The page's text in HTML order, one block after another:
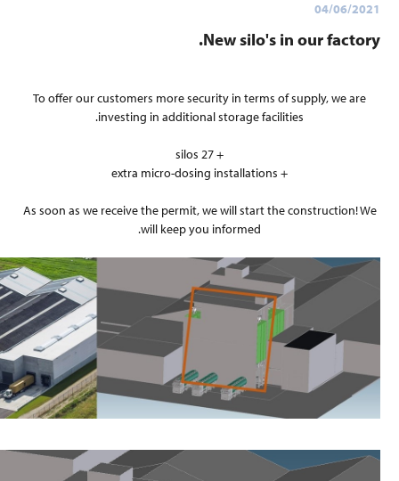
New
To offer our customers more security
investing in additional
As soon as we receive the permit, we will